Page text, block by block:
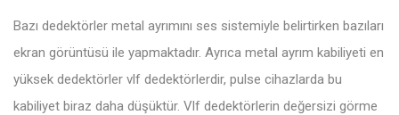
Bazı dedektörler metal ayrımını ses sistemiyle belirtirken bazıları
ekran görüntüsü ile yapmaktadır. Ayrıca metal ayrım kabiliyeti en
yüksek dedektörler vlf dedektörlerdir, pulse cihazlarda bu
kabiliyet biraz daha düşüktür. Vlf dedektörlerin değersizi görme